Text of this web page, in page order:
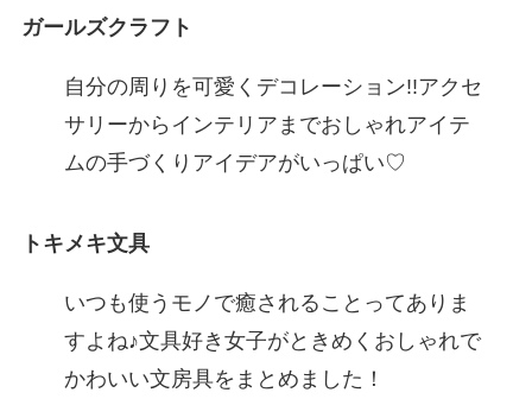
ガールズクラフト
自分の周りを可愛くデコレーション!!アクセ
サリーからインテリアまでおしゃれアイテ
ムの手づくりアイデアがいっぱい♡
トキメキ文具
いつも使うモノで癒されることってありま
すよね♪文具好き女子がときめくおしゃれで
かわいい文房具をまとめました！